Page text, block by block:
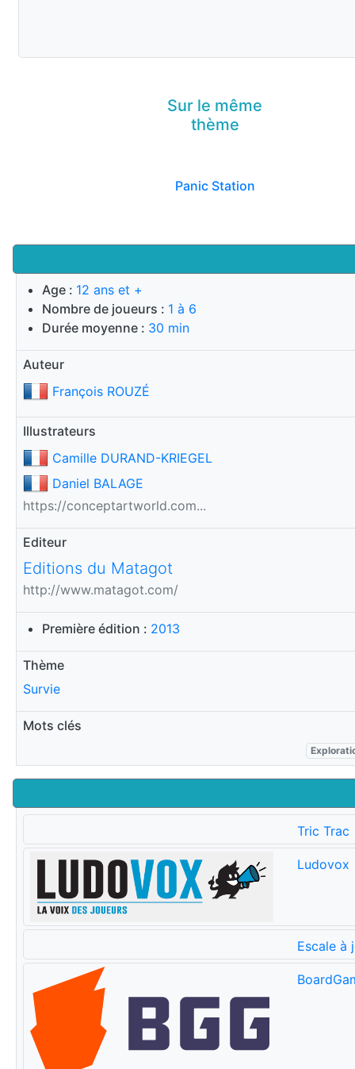
Age : 12 ans et +
Nombre de joueurs : 1 à 6
Durée moyenne : 30 min
Auteur
François ROUZÉ
Illustrateurs
Camille DURAND-KRIEGEL
Daniel BALAGE
https://conceptartworld.com...
Editeur
Editions du Matagot
http://www.matagot.com/
Première édition : 2013
Thème
Survie
Mots clés
Tric Trac
Ludovox
Escale à
Sur le même
thème
Panic Station